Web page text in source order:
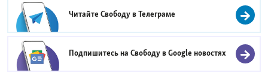
Читайте Свободу вТелеграме
Подпишитесь на Свободу вGoogle новостях